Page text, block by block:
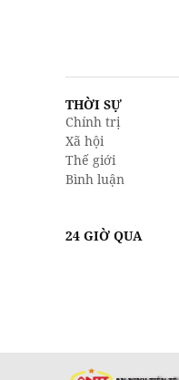
THỜI SỰ
Chính trị
Xã hội
Thế giới
Bình luận
24 GIỜ QUA